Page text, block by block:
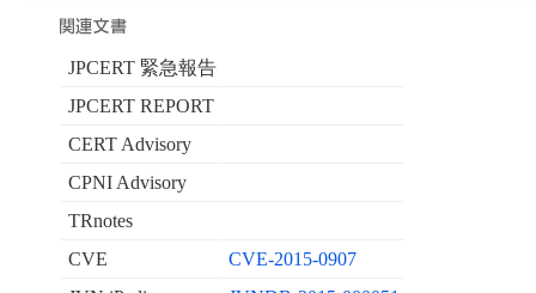
JPCERT 緊急報告
JPCERT REPORT
CERT Advisory
CPNI Advisory
TRnotes
CVE
CVE-2015-0907